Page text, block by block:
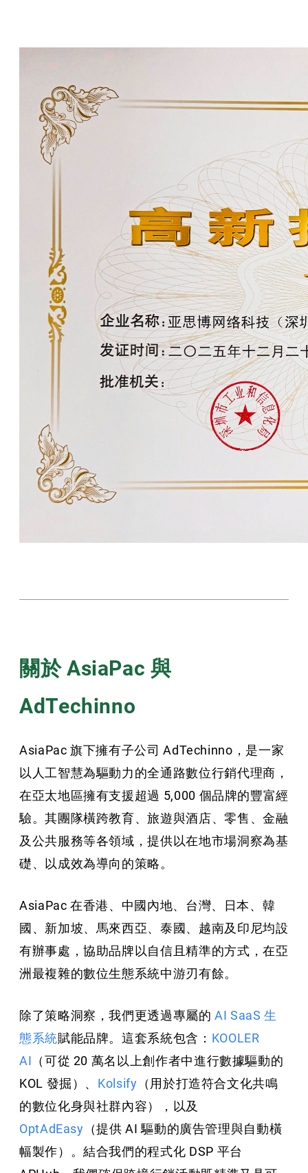
關於 AsiaPac 與
AdTechinno
AsiaPac 旗下擁有子公司 AdTechinno，是一家
以人工智慧為驅動力的全通路數位行銷代理商，
在亞太地區擁有支援超過 5,000 個品牌的豐富經
驗。其團隊橫跨教育、旅遊與酒店、零售、金融
及公共服務等各領域，提供以在地市場洞察為基
礎、以成效為導向的策略。
AsiaPac 在香港、中國內地、台灣、日本、韓
國、新加坡、馬來西亞、泰國、越南及印尼均設
有辦事處，協助品牌以自信且精準的方式，在亞
洲最複雜的數位生態系統中游刃有餘。
除了策略洞察，我們更透過專屬的AI SaaS 生
態系統賦能品牌。這套系統包含： KOOLER
AI （可從 20 萬名以上創作者中進行數據驅動的
KOL 發掘）、 Kolsify （用於打造符合文化共鳴
的數位化身與社群內容），以及
OptAdEasy （提供 AI 驅動的廣告管理與自動橫
幅製作）。結合我們的程式化 DSP 平台